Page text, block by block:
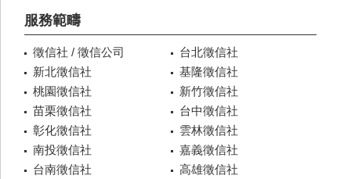
服務範疇
徵信社 / 徵信公司
台北徵信社
新北徵信社
基隆徵信社
桃園徵信社
新竹徵信社
苗栗徵信社
台中徵信社
彰化徵信社
雲林徵信社
南投徵信社
嘉義徵信社
台南徵信社
高雄徵信社